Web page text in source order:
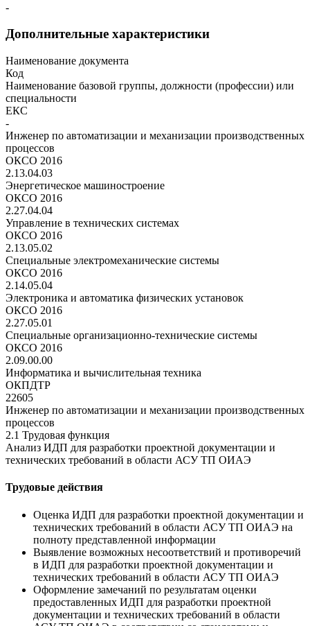
-
Дополнительные характеристики
Наименование документа
Код
Наименование базовой группы, должности (профессии) или
специальности
ЕКС
-
Инженер по автоматизации и механизации производственных
процессов
ОКСО 2016
2.13.04.03
Энергетическое машиностроение
ОКСО 2016
2.27.04.04
Управление в технических системах
ОКСО 2016
2.13.05.02
Специальные электромеханические системы
ОКСО 2016
2.14.05.04
Электроника и автоматика физических установок
ОКСО 2016
2.27.05.01
Специальные организационно-технические системы
ОКСО 2016
2.09.00.00
Информатика и вычислительная техника
ОКПДТР
22605
Инженер по автоматизации и механизации производственных
процессов
2.1 Трудовая функция
Анализ ИДП для разработки проектной документации и
технических требований в области АСУ ТП ОИАЭ
Трудовые действия
Оценка ИДП для разработки проектной документации и
технических требований в области АСУ ТП ОИАЭ на
полноту представленной информации
Выявление возможных несоответствий и противоречий
в ИДП для разработки проектной документации и
технических требований в области АСУ ТП ОИАЭ
Оформление замечаний по результатам оценки
предоставленных ИДП для разработки проектной
документации и технических требований в области